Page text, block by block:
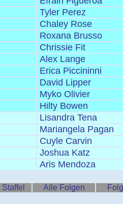
Tyler Perez
Chaley Rose
Roxana Brusso
Chrissie Fit
Alex Lange
Erica Piccininni
David Lipper
Myko Olivier
Hilty Bowen
Lisandra Tena
Mariangela Pagan
Cuyle Carvin
Joshua Katz
Aris Mendoza
Alle Folgen